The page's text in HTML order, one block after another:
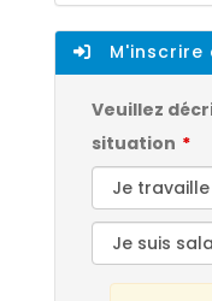
Veuillez
situation